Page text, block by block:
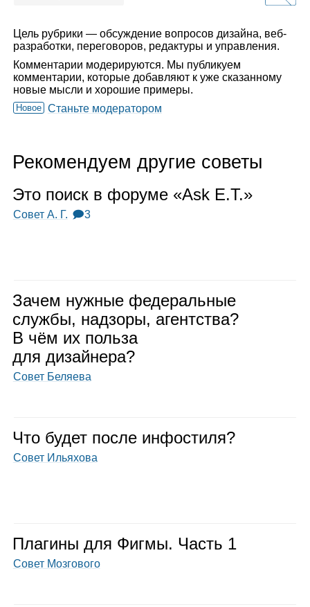
Цель рубрики — обсуждение вопросов дизайна, веб-
разработки, переговоров, редактуры и управления.
Комментарии модерируются. Мы публикуем
комментарии, которые добавляют к уже сказанному
новые мысли и хорошие примеры.
Новое Станьте модератором
Рекомендуем другие советы
Это поиск в форуме «Ask E.T.»
Совет А. Г. 🗩3
Зачем нуж­ные феде­раль­ные
службы, над­зоры, агент­ства?
В чём их польза
для дизай­нера?
Совет Беляева
Что будет после инфо­стиля?
Совет Ильяхова
Пла­гины для Фигмы. Часть 1
Совет Мозгового